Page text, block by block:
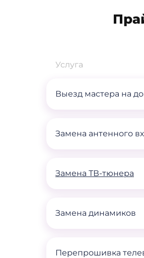
Услуга
Выезд мастера на
Замена антенного
Замена ТВ-тюнера
Замена динамиков
Перепрошивка